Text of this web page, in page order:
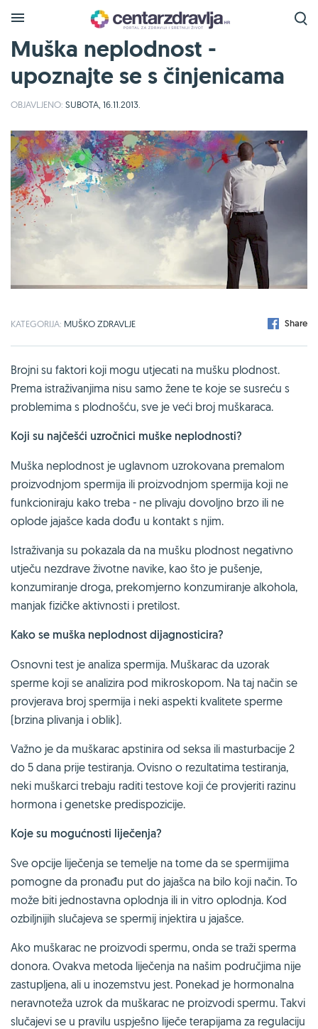
Muška neplodnost -
upoznajte se s činjenicama
OBJAVLJENO: SUBOTA, 16.11.2013.
KATEGORIJA: MUŠKO ZDRAVLJE Share
Brojni su faktori koji mogu utjecati na mušku plodnost.
Prema istraživanjima nisu samo žene te koje se susreću s
problemima s plodnošću, sve je veći broj muškaraca.
Koji su najčešći uzročnici muške neplodnosti?
Muška neplodnost je uglavnom uzrokovana premalom
proizvodnjom spermija ili proizvodnjom spermija koji ne
funkcioniraju kako treba - ne plivaju dovoljno brzo ili ne
oplode jajašce kada dođu u kontakt s njim.
Istraživanja su pokazala da na mušku plodnost negativno
utječu nezdrave životne navike, kao što je pušenje,
konzumiranje droga, prekomjerno konzumiranje alkohola,
manjak fizičke aktivnosti i pretilost.
Kako se muška neplodnost dijagnosticira?
Osnovni test je analiza spermija. Muškarac da uzorak
sperme koji se analizira pod mikroskopom. Na taj način se
provjerava broj spermija i neki aspekti kvalitete sperme
(brzina plivanja i oblik).
Važno je da muškarac apstinira od seksa ili masturbacije 2
do 5 dana prije testiranja. Ovisno o rezultatima testiranja,
neki muškarci trebaju raditi testove koji će provjeriti razinu
hormona i genetske predispozicije.
Koje su mogućnosti liječenja?
Sve opcije liječenja se temelje na tome da se spermijima
pomogne da pronađu put do jajašca na bilo koji način. To
može biti jednostavna oplodnja ili in vitro oplodnja. Kod
ozbiljnijih slučajeva se spermij injektira u jajašce.
Ako muškarac ne proizvodi spermu, onda se traži sperma
donora. Ovakva metoda liječenja na našim područjima nije
zastupljena, ali u inozemstvu jest. Ponekad je hormonalna
neravnoteža uzrok da muškarac ne proizvodi spermu. Takvi
slučajevi se u pravilu uspješno liječe terapijama za regulaciju